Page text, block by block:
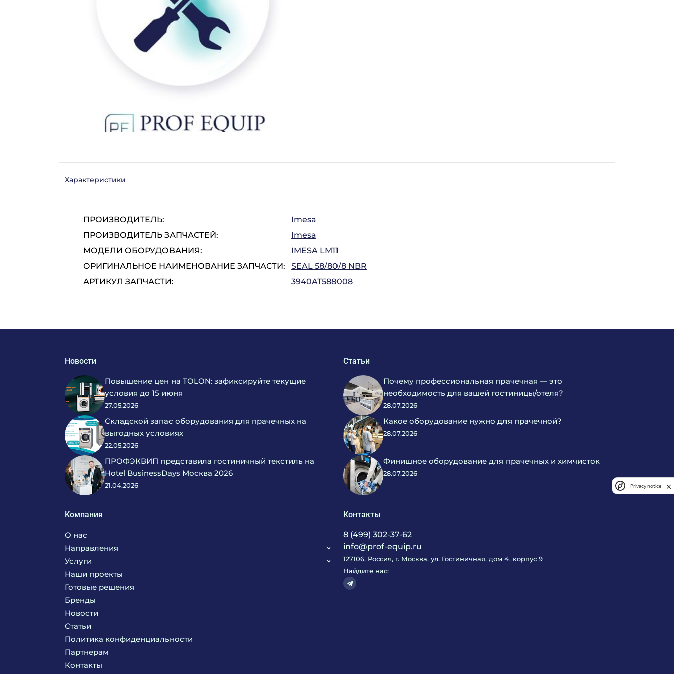
Характеристики
ПРОИЗВОДИТЕЛЬ:
Imesa
ПРОИЗВОДИТЕЛЬ ЗАПЧАСТЕЙ:
Imesa
МОДЕЛИ ОБОРУДОВАНИЯ:
IMESA LM11
ОРИГИНАЛЬНОЕ НАИМЕНОВАНИЕ ЗАПЧАСТИ:
SEAL 58/80/8 NBR
АРТИКУЛ ЗАПЧАСТИ:
3940AT588008
Новости
Повышение цен на TOLON: зафиксируйте текущие
условия до 15 июня
27.05.2026
Складской запас оборудования для прачечных на
выгодных условиях
22.05.2026
ПРОФЭКВИП представила гостиничный текстиль на
Hotel BusinessDays Москва 2026
21.04.2026
Статьи
Почему профессиональная прачечная — это
необходимость для вашей гостиницы/отеля?
28.07.2026
Какое оборудование нужно для прачечной?
28.07.2026
Финишное оборудование для прачечных и химчисток
28.07.2026
Компания
О нас
Направления
Кухня
Прачечная
Текстиль
Химия
Мебель
Комплексное оснащение
Услуги
Поставка аксессуаров и запасных частей
Сервисное обслуживание
Консалтинг
Технологическое проектирование
Продажа оборудования
Монтажные и пусконаладочные работы
Наши проекты
Готовые решения
Бренды
Новости
Статьи
Политика конфиденциальности
Партнерам
Контакты
Контакты
8 (499) 302-37-62
info@prof-equip.ru
127106, Россия, г. Москва, ул. Гостиничная, дом 4, корпус 9
Найдите нас:
Privacy notice